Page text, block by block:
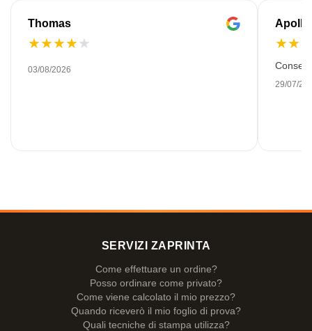
Thomas
★★★★★
03/08/2026
★★
29/07/
SERVIZI ZAPRINTA
Come effettuare un ordine?
Posso ordinare come privato?
Come viene calcolato il mio prezzo?
Quando riceverò il mio foglio di prova?
Quali tecniche di stampa utilizza?